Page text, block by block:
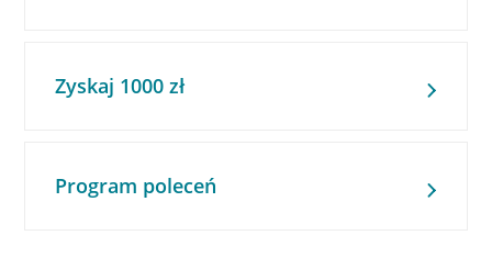
Zyskaj 1000 zł
Program poleceń